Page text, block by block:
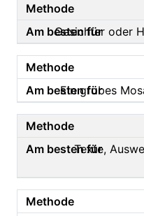
Gesichter oder
Ein grobes
Texte,